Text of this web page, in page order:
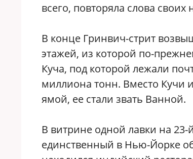
всего, повторяла слова своих
В конце Гринвич-стрит
этажей, из которой по-
Куча, под которой лежали
миллиона тонн. Вместо Кучи
ямой, ее стали звать Ванной.
В витрине одной лавки на
единственный в Нью-Йорке